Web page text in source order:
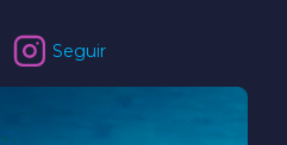
Seguir